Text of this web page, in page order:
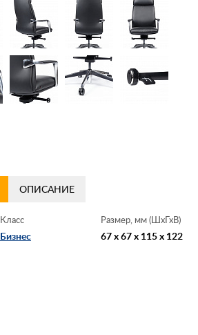
ОПИСАНИЕ
Класс
Бизнес
Размер, мм (ШхГхВ)
67 x 67 x 115 x 122